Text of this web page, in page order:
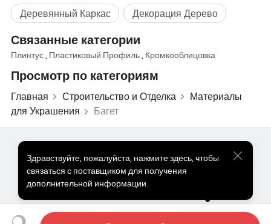
Упаковка и доставка
Деревянный Каркас
Декорация Дерево
Связанные категории
Плинтус, Пластиковый Профиль, Кромкооблицовка
Просмотр по категориям
Главная Строительство и Отделка
Материалы
для Украшения
Багет
Здравствуйте, пожалуйста, нажмите здесь, чтобы
связаться с поставщиком для получения
дополнительной информации.
Оптом Горячие Товары
Звездный покупатель
ПК Сайт
Информация
Пользовательское соглашение
Политика конфиденциальности
Контакты